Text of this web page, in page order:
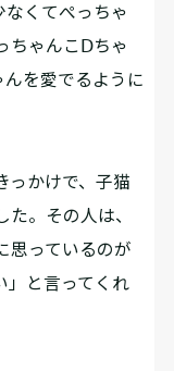
くてぺっちゃ
ちゃんこⅮちゃ
を愛でるように
っかけで、子猫
。その人は、
思っているのが
」と言ってくれ